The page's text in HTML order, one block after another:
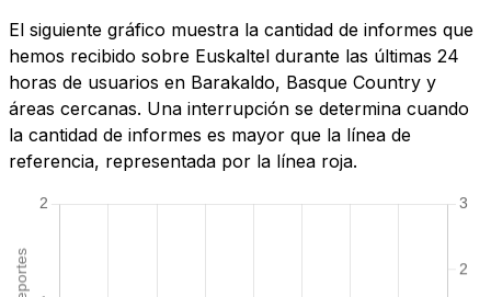
El siguiente gráfico muestra la cantidad de informes que
hemos recibido sobre Euskaltel durante las últimas 24
horas de usuarios en Barakaldo, Basque Country y
áreas cercanas. Una interrupción se determina cuando
la cantidad de informes es mayor que la línea de
referencia, representada por la línea roja.